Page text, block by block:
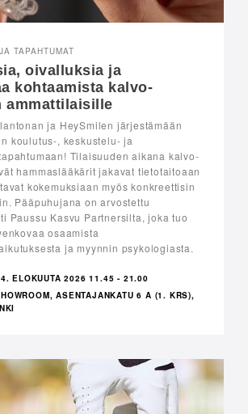
TAPAHTUMAT
oivalluksia ja
kohtaamista kalvo-
ammattilaisille
ja HeySmilen järjestämään
koulutus-, keskustelu- ja
Tilaisuuden aikana kalvo-
hammaslääkärit jakavat tietotaitoaan
kokemuksiaan myös konkreettisin
Pääpuhujana on arvostettu
Paussu Kasvu Partnersilta, joka tuo
osaamista
ja myynnin psykologiasta.
ELOKUUTA 2026 11.45 - 21.00
ASENTAJANKATU 6 A (1. KRS),